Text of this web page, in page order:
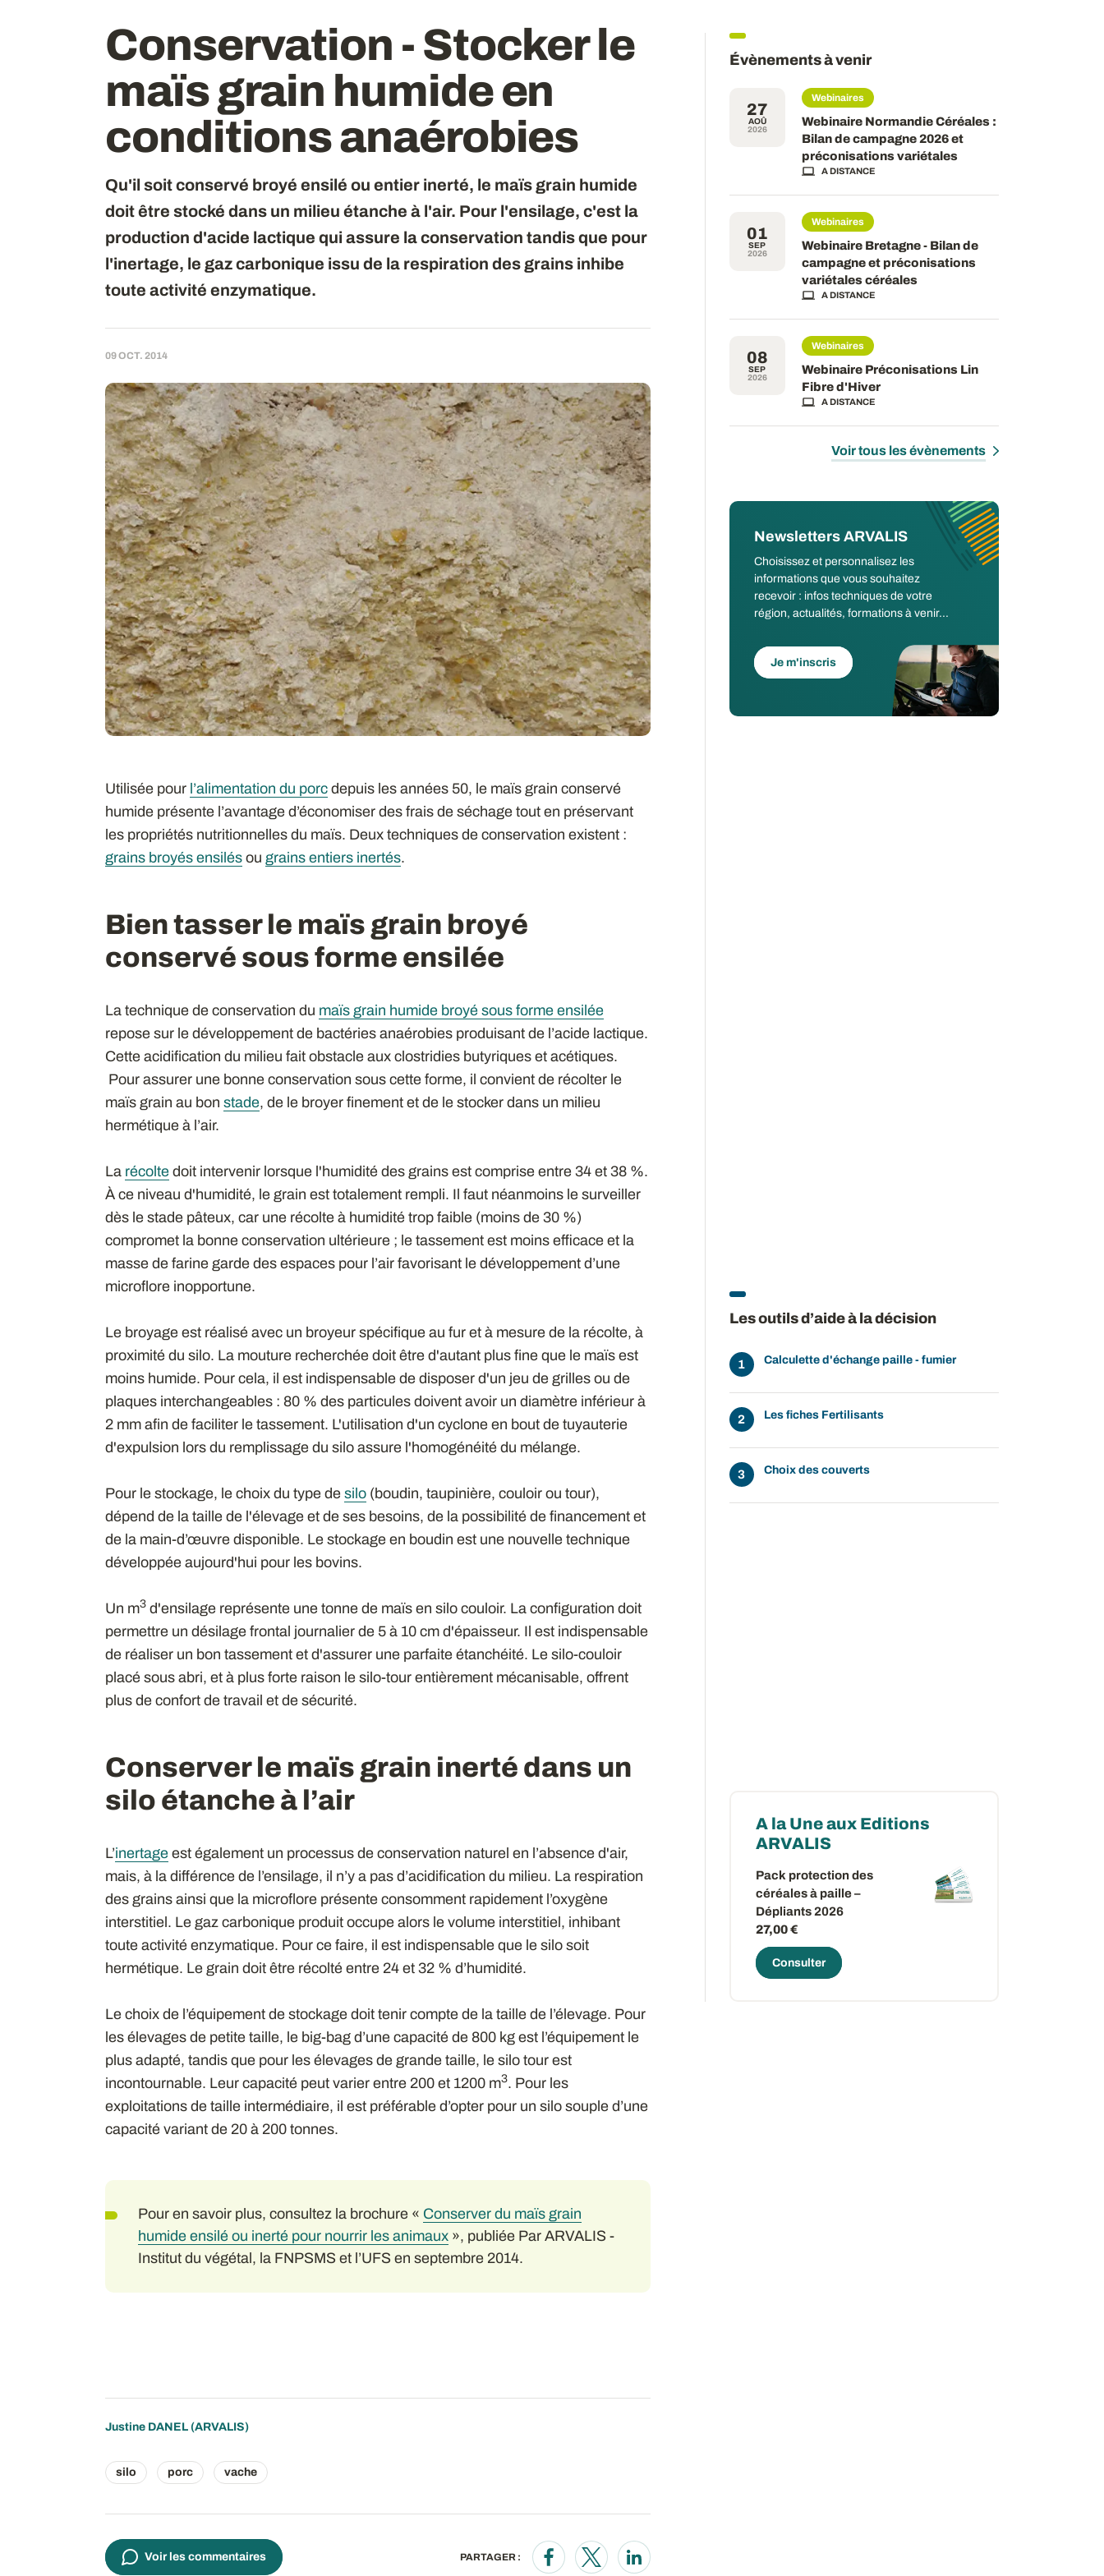
Conservation - Stocker le
maïs grain humide en
conditions anaérobies
Qu'il soit conservé broyé ensilé ou entier inerté, le maïs grain humide
doit être stocké dans un milieu étanche à l'air. Pour l'ensilage, c'est la
production d'acide lactique qui assure la conservation tandis que pour
l'inertage, le gaz carbonique issu de la respiration des grains inhibe
toute activité enzymatique.
09 OCT. 2014
Utilisée pour l’alimentation du porcdepuis les années 50, le maïs grain conservé
humide présente l’avantage d’économiser des frais de séchage tout en préservant
les propriétés nutritionnelles du maïs. Deux techniques de conservation existent :
grains broyés ensilésou grains entiers inertés.
Bien tasser le maïs grain broyé
conservé sous forme ensilée
La technique de conservation du maïs grain humide broyé sous forme ensilée
repose sur le développement de bactéries anaérobies produisant de l’acide lactique.
Cette acidification du milieu fait obstacle aux clostridies butyriques et acétiques.
Pour assurer une bonne conservation sous cette forme, il convient de récolter le
maïs grain au bon stade, de le broyer finement et de le stocker dans un milieu
hermétique à l’air.
La récoltedoit intervenir lorsque l'humidité des grains est comprise entre 34 et 38 %.
À ce niveau d'humidité, le grain est totalement rempli. Il faut néanmoins le surveiller
dès le stade pâteux, car une récolte à humidité trop faible (moins de 30 %)
compromet la bonne conservation ultérieure ; le tassement est moins efficace et la
masse de farine garde des espaces pour l’air favorisant le développement d’une
microflore inopportune.
Le broyage est réalisé avec un broyeur spécifique au fur et à mesure de la récolte, à
proximité du silo. La mouture recherchée doit être d'autant plus fine que le maïs est
moins humide. Pour cela, il est indispensable de disposer d'un jeu de grilles ou de
plaques interchangeables : 80 % des particules doivent avoir un diamètre inférieur à
2 mm afin de faciliter le tassement. L'utilisation d'un cyclone en bout de tuyauterie
d'expulsion lors du remplissage du silo assure l'homogénéité du mélange.
Pour le stockage, le choix du type de silo(boudin, taupinière, couloir ou tour),
dépend de la taille de l'élevage et de ses besoins, de la possibilité de financement et
de la main-d’œuvre disponible. Le stockage en boudin est une nouvelle technique
développée aujourd'hui pour les bovins.
Un m3d'ensilage représente une tonne de maïs en silo couloir. La configuration doit
permettre un désilage frontal journalier de 5 à 10 cm d'épaisseur. Il est indispensable
de réaliser un bon tassement et d'assurer une parfaite étanchéité. Le silo-couloir
placé sous abri, et à plus forte raison le silo-tour entièrement mécanisable, offrent
plus de confort de travail et de sécurité.
Conserver le maïs grain inerté dans un
silo étanche à l’air
L’inertageest également un processus de conservation naturel en l’absence d'air,
mais, à la différence de l’ensilage, il n’y a pas d’acidification du milieu. La respiration
des grains ainsi que la microflore présente consomment rapidement l’oxygène
interstitiel. Le gaz carbonique produit occupe alors le volume interstitiel, inhibant
toute activité enzymatique. Pour ce faire, il est indispensable que le silo soit
hermétique. Le grain doit être récolté entre 24 et 32 % d’humidité.
Le choix de l’équipement de stockage doit tenir compte de la taille de l’élevage. Pour
les élevages de petite taille, le big-bag d’une capacité de 800 kg est l’équipement le
plus adapté, tandis que pour les élevages de grande taille, le silo tour est
incontournable. Leur capacité peut varier entre 200 et 1200 m3. Pour les
exploitations de taille intermédiaire, il est préférable d’opter pour un silo souple d’une
capacité variant de 20 à 200 tonnes.
Pour en savoir plus, consultez la brochure « Conserver du maïs grain
humide ensilé ou inerté pour nourrir les animaux», publiée Par ARVALIS -
Institut du végétal, la FNPSMS et l’UFS en septembre 2014.
Justine DANEL(ARVALIS)
silo porc vache
Voir les commentaires PARTAGER :
Opens in a new window
Opens in a new window
Opens in a new window
Évènements à venir
27
AOÛ
2026
Webinaires
Webinaire Normandie Céréales :
Bilan de campagne 2026 et
préconisations variétales
A DISTANCE
01
SEP
2026
Webinaires
Webinaire Bretagne - Bilan de
campagne et préconisations
variétales céréales
A DISTANCE
08
SEP
2026
Webinaires
Webinaire Préconisations Lin
Fibre d'Hiver
A DISTANCE
Voir tous les évènements
Newsletters ARVALIS
Choisissez et personnalisez les
informations que vous souhaitez
recevoir : infos techniques de votre
région, actualités, formations à venir...
Je m'inscris
Les outils d’aide à la décision
Calculette d'échange paille - fumier
Les fiches Fertilisants
Choix des couverts
A la Une aux Editions
ARVALIS
Pack protection des
céréales à paille –
Dépliants 2026
27,00 €
Consulter